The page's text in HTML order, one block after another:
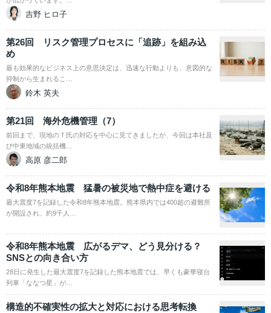
吉野 ヒロ子
第26回 リスク管理プロセスに「追跡」を組み込
め
最も効果的なビジネス上の意思決定は、迅速な行動よりも、意図的な
抑制から生まれるこ…
鈴木 英夫
第21回 海外危機管理（7）
前回まで、現地のＴ氏の対応を中心に見てきましたが、今回は本社及
び中東地域の統括機…
高原 彦二郎
令和8年熊本地震 猛暑の被災地で熱中症を避ける
最大震度7を記録した令和8年熊本地震。熊本県内では400超の避難所
が開設され、約9千人…
令和8年熊本地震 広がるデマ、どう見分ける？
SNSとの向き合い方
28日に発生した最大震度7を記録した熊本地震では、早くも豪華寝台
列車「ななつ星」が…
構造的不確実性の拡大と対応における思考転換